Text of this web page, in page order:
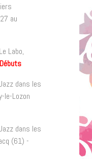
au
Labo,
Débuts
dans les
le-Lozon
dans les
(61) -